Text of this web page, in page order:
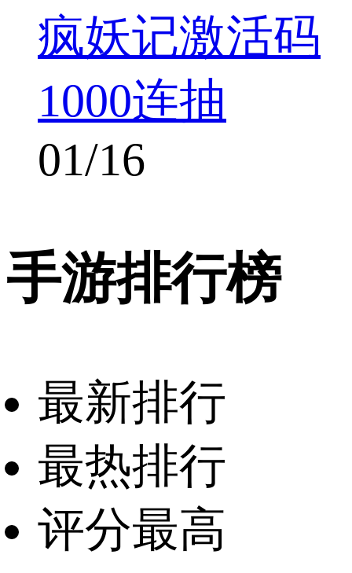
疯妖记激活码
1000连抽
01/16
手游排行榜
最新排行
最热排行
评分最高